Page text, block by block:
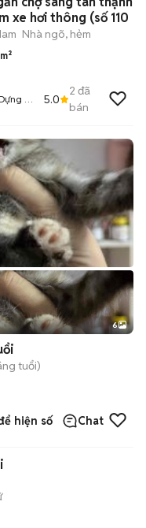
xe hơi thông (số 110
Nhà ngõ, hẻm
Củ
5.0
2 đã
bán
+2
6
tuổi)
hiện số Chat